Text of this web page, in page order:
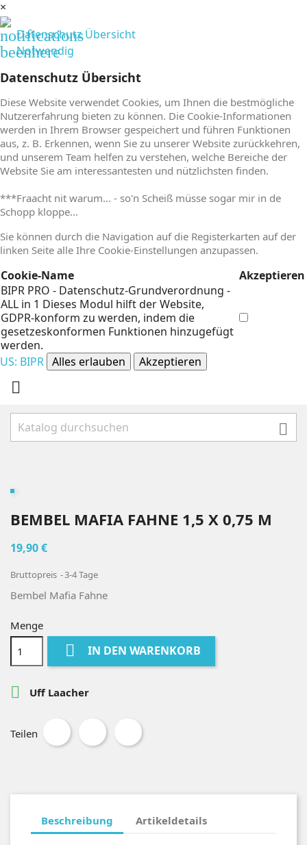
×
notifications
Datenschutz Übersicht
beenhere
Notwendig
Datenschutz Übersicht
Diese Website verwendet Cookies, um Ihnen die bestmögliche
Nutzererfahrung bieten zu können. Die Cookie-Informationen
werden in Ihrem Browser gespeichert und führen Funktionen
aus, z. B. Erkennen, wenn Sie zu unserer Website zurückkehren,
und unserem Team helfen zu verstehen, welche Bereiche der
Website Sie am interessantesten und nützlichsten finden.
***Fraacht nit warum... - so'n Scheiß müsse sogar mir in de
Schopp kloppe...
Sie können durch die Navigation auf die Registerkarten auf der
linken Seite alle Ihre Cookie-Einstellungen anzupassen.
Cookie-Name
Akzeptieren
BIPR PRO - Datenschutz-Grundverordnung -
ALL in 1 Dieses Modul hilft der Website,
GDPR-konform zu werden, indem die
gesetzeskonformen Funktionen hinzugefügt
werden.
US: BIPR Alles erlauben Akzeptieren


BEMBEL MAFIA FAHNE 1,5 X 0,75 M
19,90 €
Bruttopreis 3-4 Tage
Bembel Mafia Fahne
Menge
 IN DEN WARENKORB
 Uff Laacher
Teilen
Beschreibung Artikeldetails